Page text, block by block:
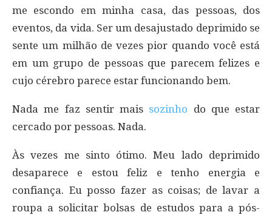
me escondo em minha casa, das pessoas, dos
eventos, da vida. Ser um desajustado deprimido se
sente um milhão de vezes pior quando você está
em um grupo de pessoas que parecem felizes e
cujo cérebro parece estar funcionando bem.
Nada me faz sentir mais sozinho do que estar
cercado por pessoas. Nada.
Às vezes me sinto ótimo. Meu lado deprimido
desaparece e estou feliz e tenho energia e
confiança. Eu posso fazer as coisas; de lavar a
roupa a solicitar bolsas de estudos para a pós-